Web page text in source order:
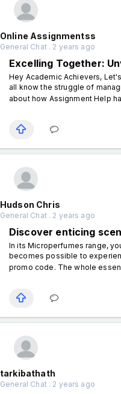
Online Assignmentss
General Chat . 2 years ago
Excelling Together:
Hey Academic Achievers,
all know the struggle of
about how Assignment Help
Hudson Chris
General Chat . 2 years ago
Discover enticing
In its Microperfumes range,
becomes possible to
promo code. The whole
tarkibathath
General Chat . 2 years ago